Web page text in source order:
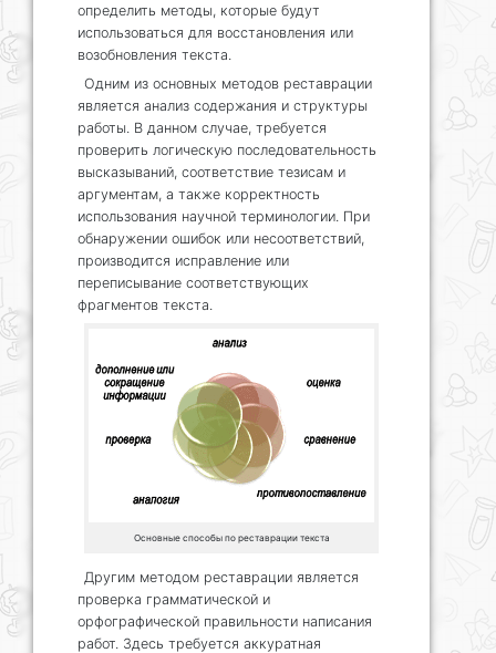
определить методы, которые будут
использоваться для восстановления или
возобновления текста.
Одним из основных методов реставрации
является анализ содержания и структуры
работы. В данном случае, требуется
проверить логическую последовательность
высказываний, соответствие тезисам и
аргументам, а также корректность
использования научной терминологии. При
обнаружении ошибок или несоответствий,
производится исправление или
переписывание соответствующих
фрагментов текста.
Основные способы по реставрации текста
Другим методом реставрации является
проверка грамматической и
орфографической правильности написания
работ. Здесь требуется аккуратная